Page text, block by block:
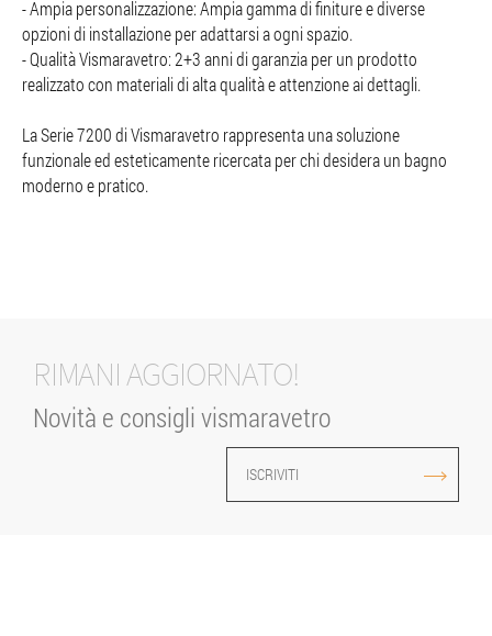
- Ampia personalizzazione: Ampia gamma di finiture e diverse
opzioni di installazione per adattarsi a ogni spazio.
- Qualità Vismaravetro: 2+3 anni di garanzia per un prodotto
realizzato con materiali di alta qualità e attenzione ai dettagli.
La Serie 7200 di Vismaravetro rappresenta una soluzione
funzionale ed esteticamente ricercata per chi desidera un bagno
moderno e pratico.
RIMANI AGGIORNATO!
Novità e consigli vismaravetro
ISCRIVITI